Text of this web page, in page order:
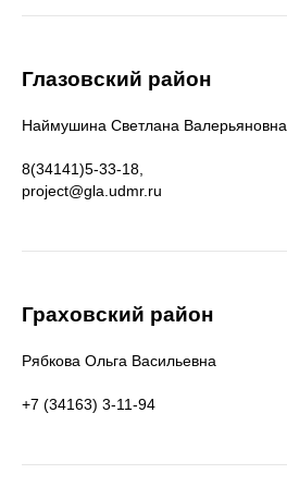
Глазовский район
Наймушина Светлана Валерьяновна
8(34141)5-33-18,
project@gla.udmr.ru
Граховский район
Рябкова Ольга Васильевна
+7 (34163) 3-11-94